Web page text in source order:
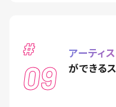
#
09
アーティ
ができる